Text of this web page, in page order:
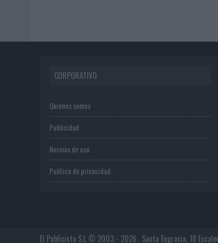
CORPORATIVO
Quienes somos
Publicidad
Normas de uso
Política de privacidad
El Publicista S.L © 2003 - 2026 . Santa Engracia, 18